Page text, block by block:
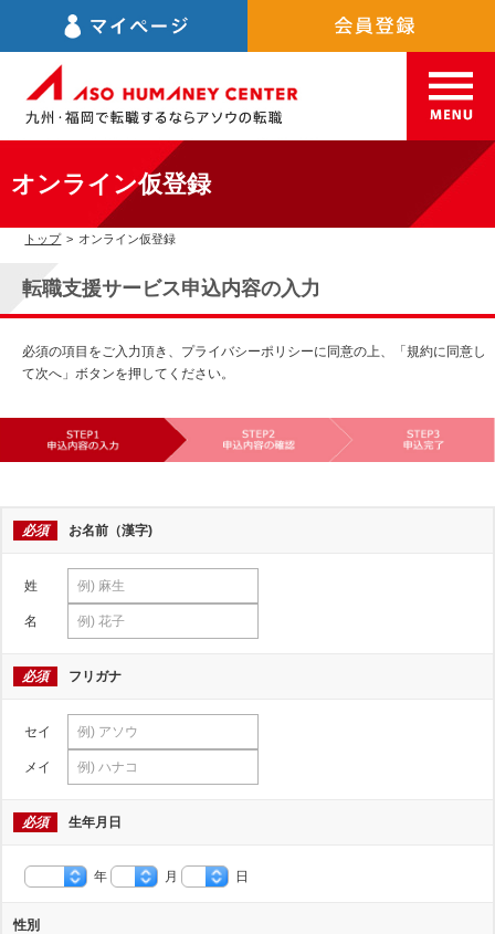
オンライン仮登録
トップ > オンライン仮登録
転職支援サービス申込内容の入力
必須の項目をご入力頂き、プライバシーポリシーに同意の上、「規約に同意し
て次へ」ボタンを押してください。
必須 お名前（漢字)
姓
名
必須 フリガナ
セイ
メイ
必須 生年月日
年 月 日
性別